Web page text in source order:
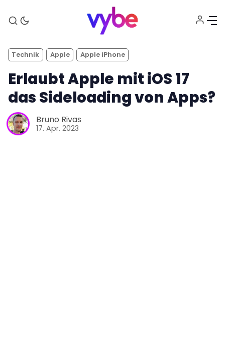
Technik Apple Apple iPhone
Erlaubt Apple mit iOS 17
das Sideloading von Apps?
Bruno Rivas
17. Apr. 2023